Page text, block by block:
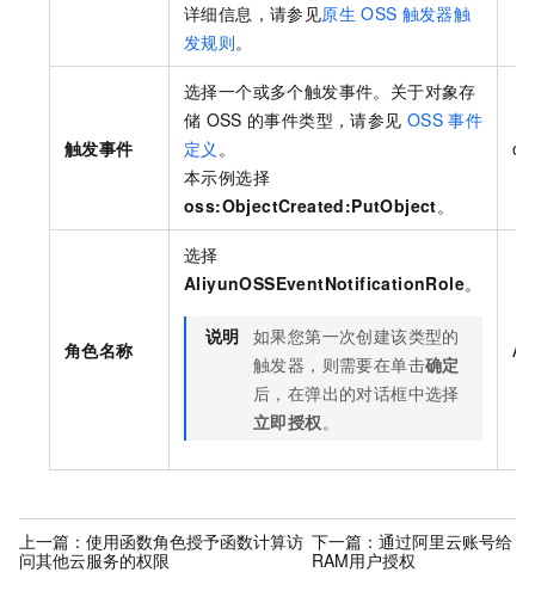
详细信息，请参见原生 OSS 触发器触
发规则。
触发事件
选择一个或多个触发事件。关于对象存
储 OSS 的事件类型，请参见 OSS 事件
定义 。
本示例选择
oss:ObjectCreated:PutObject。
角色名称
选择
AliyunOSSEventNotificationRole。
说明 如果您第一次创建该类型的
触发器，则需要在单击确定
后，在弹出的对话框中选择
立即授权。
上一篇： 使用函数角色授予函数计算访
问其他云服务的权限
下一篇： 通过阿里云账号给
RAM用户授权